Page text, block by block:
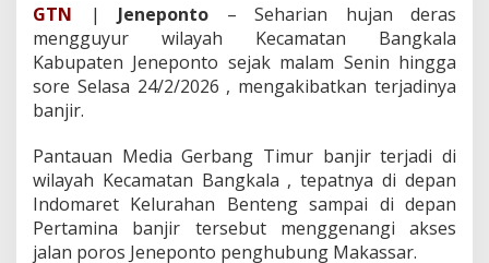
e
n
g
a
k
a
t
k
a
n
B
GTN | Jeneponto – Seharian hujan deras
mengguyur wilayah Kecamatan Bangkala
Kabupaten Jeneponto sejak malam Senin hingga
sore Selasa 24/2/2026 , mengakibatkan terjadinya
banjir.
Pantauan Media Gerbang Timur banjir terjadi di
wilayah Kecamatan Bangkala , tepatnya di depan
Indomaret Kelurahan Benteng sampai di depan
Pertamina banjir tersebut menggenangi akses
jalan poros Jeneponto penghubung Makassar.